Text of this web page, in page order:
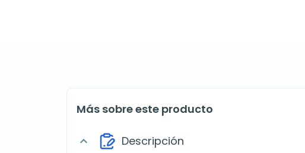
Más sobre este producto
expand_more Descripción